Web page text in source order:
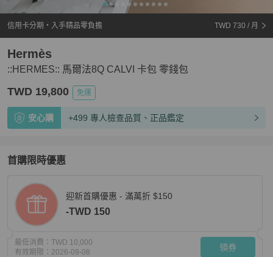
信用卡分期・入手精品零負擔 TWD 730 / 月
::HERMES:: 馬爾法8Q CALVI 卡包 零錢包
Hermès
TWD 19,800 免運
安心購 +499 專人檢查品質、正品鑑定
首購限時優惠
迎新首購優惠 - 滿萬折 $150
-TWD 150
最低消費： TWD 10,000
有效期限： 2026-09-08 領券